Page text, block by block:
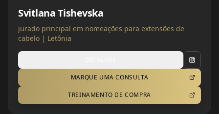
Svitlana Tishevska
jurado principal em nomeações para extensões de
cabelo | Letônia
MARQUE UMA CONSULTA
TREINAMENTO DE COMPRA